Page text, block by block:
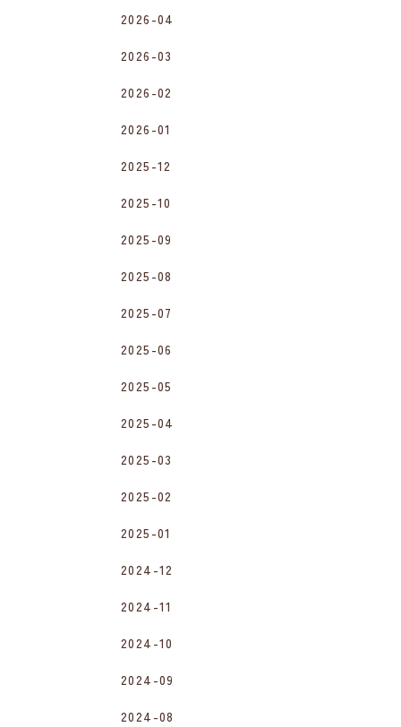
2026-04
2026-03
2026-02
2026-01
2025-12
2025-10
2025-09
2025-08
2025-07
2025-06
2025-05
2025-04
2025-03
2025-02
2025-01
2024-12
2024-11
2024-10
2024-09
2024-08